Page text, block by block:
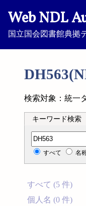
Web NDL
国立国会図書館典拠
検索対象：統一
キーワード検索
分類記号検索
すべて 名
すべて (5 件)
個人名 (0 件)